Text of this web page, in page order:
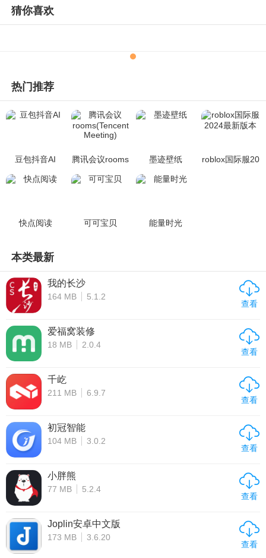
猜你喜欢
热门推荐
豆包抖音AI
腾讯会议rooms
(Tencent Meeti
墨迹壁纸
roblox国际服20
快点阅读 可可宝贝 能量时光
本类最新
我的长沙
164 MB 5.1.2
查看
爱福窝装修
18 MB 2.0.4
查看
千屹
211 MB 6.9.7
查看
初冠智能
104 MB 3.0.2
查看
小胖熊
77 MB 5.2.4
查看
Joplin安卓中文版
173 MB 3.6.20
查看